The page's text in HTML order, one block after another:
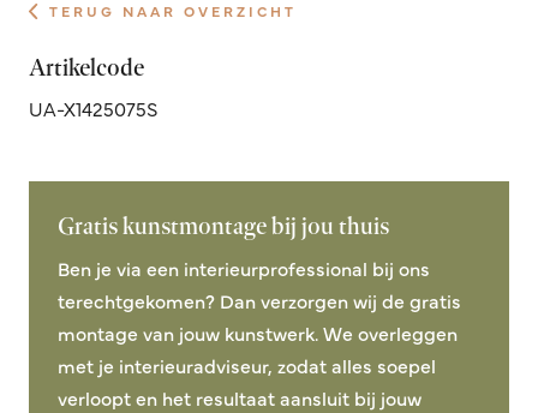
TERUG NAAR OVERZICHT
Artikelcode
UA-X1425075S
Gratis kunstmontage bij jou thuis
Ben je via een interieurprofessional bij ons
terechtgekomen? Dan verzorgen wij de gratis
montage van jouw kunstwerk. We overleggen
met je interieuradviseur, zodat alles soepel
verloopt en het resultaat aansluit bij jouw